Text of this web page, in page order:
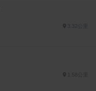
1.58公里